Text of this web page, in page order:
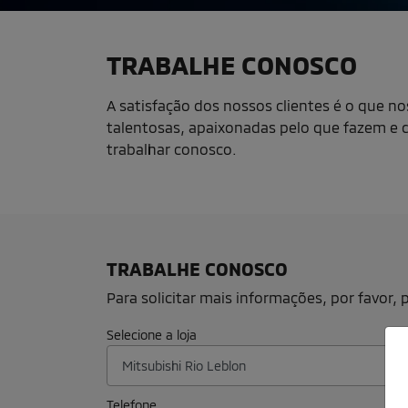
TRABALHE CONOSCO
A satisfação dos nossos clientes é o que
talentosas, apaixonadas pelo que fazem e
trabalhar conosco.
TRABALHE CONOSCO
Para solicitar mais informações, por
Selecione a loja
Telefone